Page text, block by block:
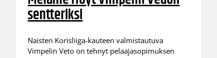
sentteriksi
Naisten Korisliiga-kauteen valmistautuva
Vimpelin Veto on tehnyt pelaajasopimuksen